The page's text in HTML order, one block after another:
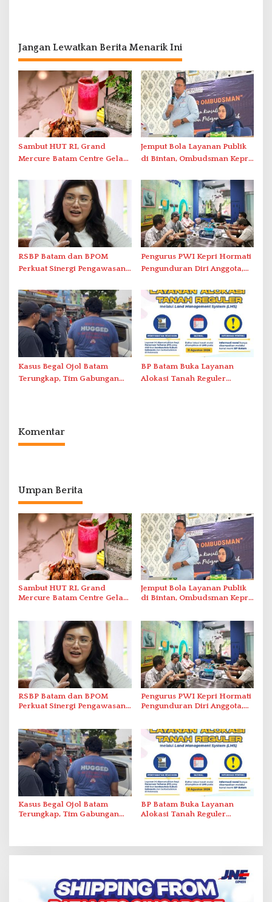
Jangan Lewatkan Berita Menarik Ini
Sambut HUT RI, Grand
Mercure Batam Centre Gelar
Nusantara’
Jemput Bola Layanan Publik
di Bintan, Ombudsman Kepri
Solar Nelayan
RSBP Batam dan BPOM
Perkuat Sinergi Pengawasan
Pelayanan Kefarmasian
Pengurus PWI Kepri Hormati
Pengunduran Diri Anggota,
Administrasi ke Pusat
Kasus Begal Ojol Batam
Terungkap, Tim Gabungan
BP Batam Buka Layanan
Alokasi Tanah Reguler
Komentar
Umpan Berita
Sambut HUT RI, Grand
Mercure Batam Centre Gelar
Jemput Bola Layanan Publik
di Bintan, Ombudsman Kepri
RSBP Batam dan BPOM
Perkuat Sinergi Pengawasan
Pengurus PWI Kepri Hormati
Pengunduran Diri Anggota,
Kasus Begal Ojol Batam
Terungkap, Tim Gabungan
BP Batam Buka Layanan
Alokasi Tanah Reguler